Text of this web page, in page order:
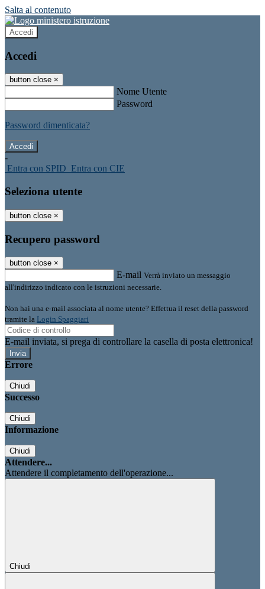
Salta al contenuto
Accedi
Accedi
button close ×
Nome Utente
Password
Password dimenticata?
-
Entra con SPID Entra con CIE
Seleziona utente
button close ×
Recupero password
button close ×
E-mail Verrà inviato un messaggio
all'indirizzo indicato con le istruzioni necessarie.
Non hai una e-mail associata al nome utente? Effettua il reset della password
tramite la Login Spaggiari
E-mail inviata, si prega di controllare la casella di posta elettronica!
Errore
Chiudi
Successo
Chiudi
Informazione
Chiudi
Attendere...
Attendere il completamento dell'operazione...
Chiudi